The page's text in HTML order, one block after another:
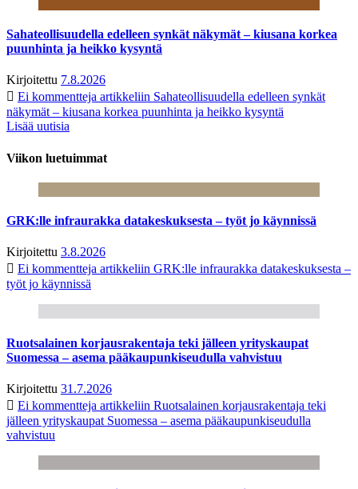
Sahateollisuudella edelleen synkät näkymät – kiusana korkea
puunhinta ja heikko kysyntä
Kirjoitettu 7.8.2026
Ei kommentteja artikkeliin Sahateollisuudella edelleen synkät
näkymät – kiusana korkea puunhinta ja heikko kysyntä
Lisää uutisia
Viikon luetuimmat
GRK:lle infraurakka datakeskuksesta – työt jo käynnissä
Kirjoitettu 3.8.2026
Ei kommentteja artikkeliin GRK:lle infraurakka datakeskuksesta –
työt jo käynnissä
Ruotsalainen korjausrakentaja teki jälleen yrityskaupat
Suomessa – asema pääkaupunkiseudulla vahvistuu
Kirjoitettu 31.7.2026
Ei kommentteja artikkeliin Ruotsalainen korjausrakentaja teki
jälleen yrityskaupat Suomessa – asema pääkaupunkiseudulla
vahvistuu